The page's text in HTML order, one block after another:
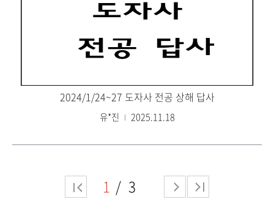
2024/1/24~27 도자사 전공 상해 답사
유*진 2025.11.18
1 3